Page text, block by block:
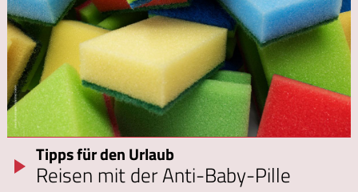
Tipps für den Urlaub
Reisen mit der Anti-Baby-Pille